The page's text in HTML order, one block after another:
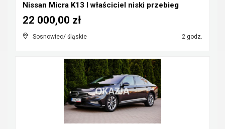
Nissan Micra K13 I właściciel niski przebieg
Sosnowiec/ śląskie 2 godz.
22 000,00 zł